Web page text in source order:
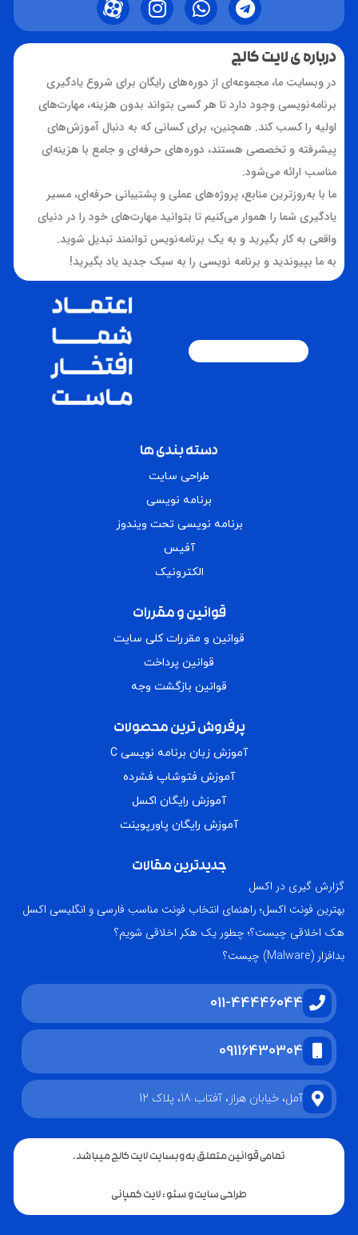
درباره ی لایت کالج
در وبسایت ما، مجموعه‌ای از دوره‌های رایگان برای شروع یادگیری
برنامه‌نویسی وجود دارد تا هر کسی بتواند بدون هزینه، مهارت‌های
اولیه را کسب کند. همچنین، برای کسانی که به دنبال آموزش‌های
پیشرفته و تخصصی هستند، دوره‌های حرفه‌ای و جامع با هزینه‌ای
مناسب ارائه می‌شود.
ما با به‌روزترین منابع، پروژه‌های عملی و پشتیبانی حرفه‌ای، مسیر
یادگیری شما را هموار می‌کنیم تا بتوانید مهارت‌های خود را در دنیای
واقعی به کار بگیرید و به یک برنامه‌نویس توانمند تبدیل شوید.
به ما بپیوندید و برنامه نویسی را به سبک جدید یاد بگیرید!
دسته بندی ها
طراحی سایت
برنامه نویسی
برنامه نویسی تحت ویندوز
آفیس
الکترونیک
قوانین و مقررات
قوانین و مقررات کلی سایت
قوانین پرداخت
قوانین بازگشت وجه
پرفروش ترین محصولات
آموزش زبان برنامه نویسی C
آموزش فتوشاپ فشرده
آموزش رایگان اکسل
آموزش رایگان پاورپوینت
جدیدترین مقالات
گزارش گیری در اکسل
بهترین فونت اکسل؛ راهنمای انتخاب فونت مناسب فارسی و انگلیسی اکسل
هک اخلاقی چیست؟؛ چطور یک هکر اخلاقی شویم؟
بدافزار (Malware) چیست؟
011-44446044
09116430304
آمل، خیابان هراز، آفتاب 18، پلاک 12
تمامی قوانین متعلق به وبسایت لایت کالج میباشد.
طراحی سایت و سئو : لایت کمپانی